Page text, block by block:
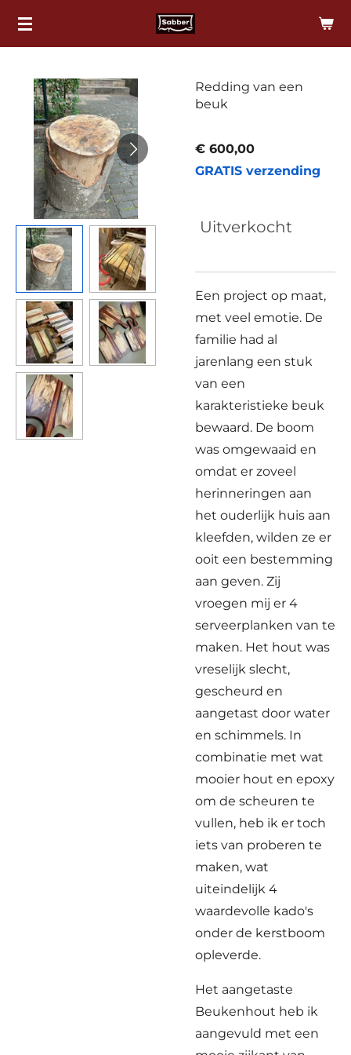
Ga
hoofdinhoud
Redding van een
beuk
€ 600,00
GRATIS verzending
Uitverkocht
Een project op maat,
met veel emotie. De
familie had al
jarenlang een stuk
van een
karakteristieke beuk
bewaard. De boom
was omgewaaid en
omdat er zoveel
herinneringen aan
het ouderlijk huis aan
kleefden, wilden ze er
ooit een bestemming
aan geven. Zij
vroegen mij er 4
serveerplanken van te
maken. Het hout was
vreselijk slecht,
gescheurd en
aangetast door water
en schimmels. In
combinatie met wat
mooier hout en epoxy
om de scheuren te
vullen, heb ik er toch
iets van proberen te
maken, wat
uiteindelijk 4
waardevolle kado's
onder de kerstboom
opleverde.
Het aangetaste
Beukenhout heb ik
aangevuld met een